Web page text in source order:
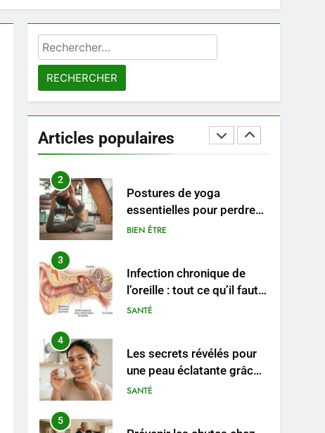
Rechercher :
Articles populaires
Les 4 principales
1
Maigrir efficacement
grâce aux substituts de
repas : guide et conseils
2
Postures de yoga
essentielles pour perdre
du poids rapidement et
BIEN ÊTRE
3
Infection chronique de
l’oreille : tout ce qu’il faut
savoir sur les
SANTÉ
4
Les secrets révélés pour
une peau éclatante grâce
à The Ordinary
SANTÉ
5